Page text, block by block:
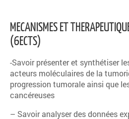
MECANISMES ET
(6ECTS)
-Savoir présenter et synthétiser
acteurs moléculaires de la
progression tumorale ainsi que
cancéreuses
– Savoir analyser des données